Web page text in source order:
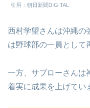
引用：朝日新聞DIGITAL
西村学望さんは沖縄の
は野球部の一員として
一方、サブローさんは
着実に成果を上げてい